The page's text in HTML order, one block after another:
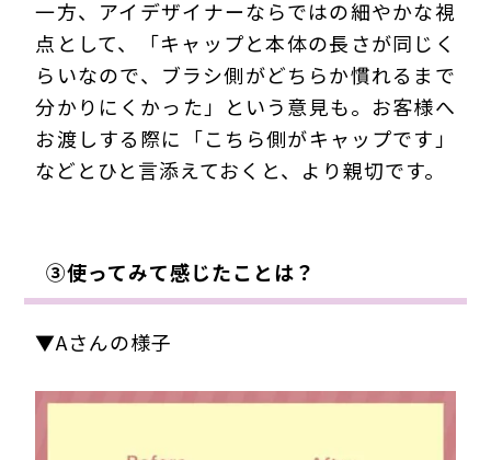
一方、アイデザイナーならではの細やかな視
点として、「キャップと本体の長さが同じく
らいなので、ブラシ側がどちらか慣れるまで
分かりにくかった」という意見も。お客様へ
お渡しする際に「こちら側がキャップです」
などとひと言添えておくと、より親切です。
③使ってみて感じたことは？
▼Aさんの様子